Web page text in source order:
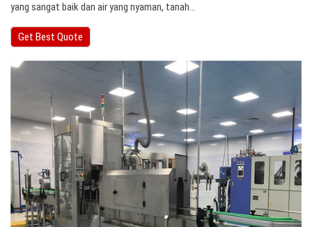
yang sangat baik dan air yang nyaman, tanah…
Get Best Quote